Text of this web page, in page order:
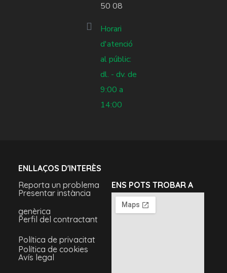
50 08
Horari
d'atenció
al públic:
dl. - dv. de
9:00 a
14:00
ENLLAÇOS D'INTERÈS
Reporta un problema
Presentar instància
genèrica
Perfil del contractant
Política de privacitat
Política de cookies
Avís legal
ENS POTS TROBAR A